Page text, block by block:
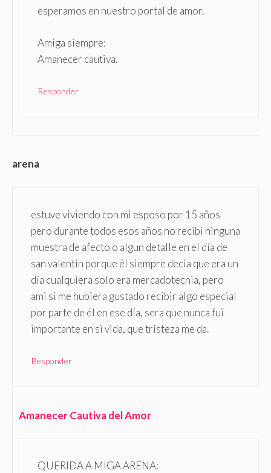
esperamos en nuestro portal de amor.
Amiga siempre:
Amanecer cautiva.
Responder
arena
estuve viviendo con mi esposo por 15 años
pero durante todos esos años no recibi ninguna
muestra de afecto o algun detalle en el día de
san valentin porque él siempre decia que era un
día cualquiera solo era mercadotecnia, pero
ami si me hubiera gustado recibir algo especial
por parte de él en ese día, sera que nunca fui
importante en si vida, que tristeza me da.
Responder
Amanecer Cautiva del Amor
QUERIDA A MIGA ARENA: